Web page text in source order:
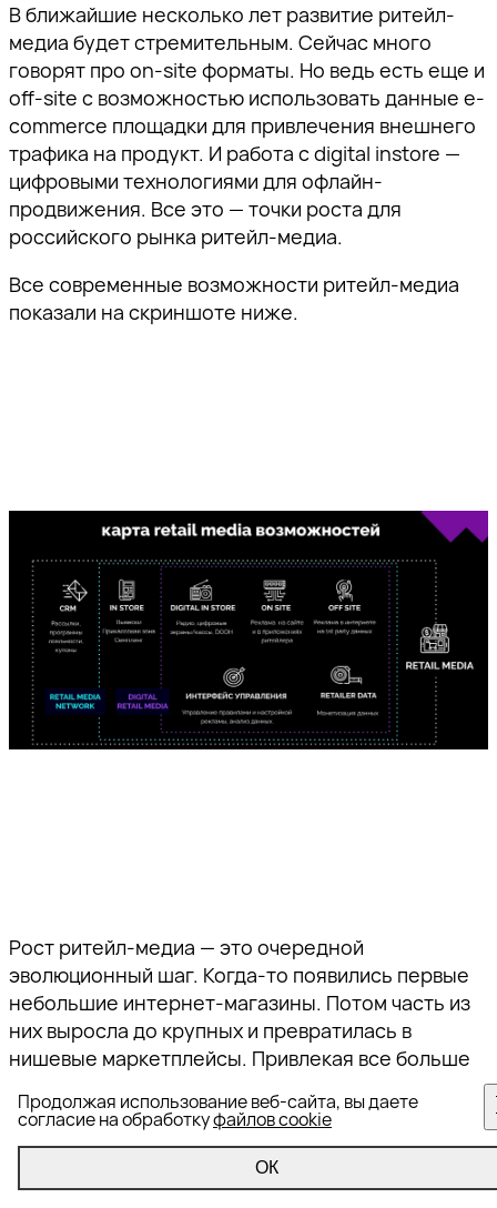
Продолжая использование веб-сайта, вы даете
согласие на обработкуфайлов cookie
ОК
В ближайшие несколько лет развитие ритейл-
медиа будет стремительным. Сейчас много
говорят про on-site форматы. Но ведь есть еще и
off-site с возможностью использовать данные e-
commerce площадки для привлечения внешнего
трафика на продукт. И работа с digital instore —
цифровыми технологиями для офлайн-
продвижения. Все это — точки роста для
российского рынка ритейл-медиа.
Все современные возможности ритейл-медиа
показали на скриншоте ниже.
Рост ритейл-медиа — это очередной
эволюционный шаг. Когда-то появились первые
небольшие интернет-магазины. Потом часть из
них выросла до крупных и превратилась в
нишевые маркетплейсы. Привлекая все больше
узкотематическими поисковыми системами и, как
Google и Яндекс, начали продавать рекламу, в
том числе форматы click-out. Поисковые системы
являются для них уже не источником трафика, а